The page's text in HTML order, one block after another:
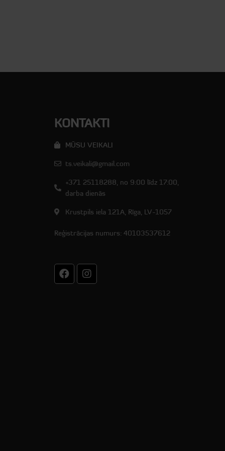
KONTAKTI
MŪSU VEIKALI
ts.veikali@gmail.com
+371 25118288, no 9:00 līdz 17:00,
darba dienās
Krustpils iela 121A, Rīga, LV-1057
Reģistrācijas numurs: 40103537612